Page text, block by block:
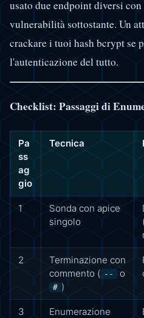
usato due endpoint diversi
vulnerabilità sottostante. Un
crackare i tuoi hash bcrypt se
l'autenticazione del tutto.
Checklist: Passaggi di
Pa
ss
ag
gio
Tecnica
1
Sonda con apice
singolo
2
Terminazione con
commento ( -- o
# )
3
Enumerazione